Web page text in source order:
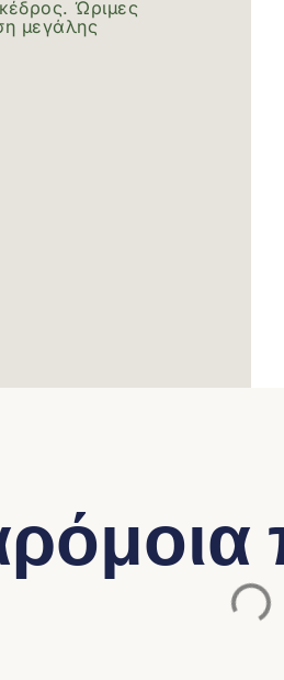
Ώριμες
μεγάλης